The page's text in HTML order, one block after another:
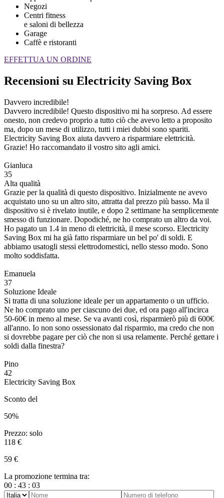
Negozi
Centri fitness
e saloni di bellezza
Garage
Caffè e ristoranti
EFFETTUA UN ORDINE
Recensioni su Electricity Saving Box
Davvero incredibile!
Davvero incredibile! Questo dispositivo mi ha sorpreso. Ad essere
onesto, non credevo proprio a tutto ciò che avevo letto a proposito
ma, dopo un mese di utilizzo, tutti i miei dubbi sono spariti.
Electricity Saving Box aiuta davvero a risparmiare elettricità.
Grazie! Ho raccomandato il vostro sito agli amici.
Gianluca
35
Alta qualità
Grazie per la qualità di questo dispositivo. Inizialmente ne avevo
acquistato uno su un altro sito, attratta dal prezzo più basso. Ma il
dispositivo si è rivelato inutile, e dopo 2 settimane ha semplicemente
smesso di funzionare. Dopodiché, ne ho comprato un altro da voi.
Ho pagato un 1.4 in meno di elettricità, il mese scorso. Electricity
Saving Box mi ha già fatto risparmiare un bel po' di soldi. E
abbiamo usatogli stessi elettrodomestici, nello stesso modo. Sono
molto soddisfatta.
Emanuela
37
Soluzione Ideale
Si tratta di una soluzione ideale per un appartamento o un ufficio.
Ne ho comprato uno per ciascuno dei due, ed ora pago all'incirca
50-60€ in meno al mese. Se va avanti così, risparmierò più di 600€
all'anno. Io non sono ossessionato dal risparmio, ma credo che non
si dovrebbe pagare per ciò che non si usa relamente. Perché gettare i
soldi dalla finestra?
Pino
42
Electricity Saving Box
Sconto del
50%
Prezzo: solo
118 €
59 €
La promozione termina tra:
00 : 43 : 03